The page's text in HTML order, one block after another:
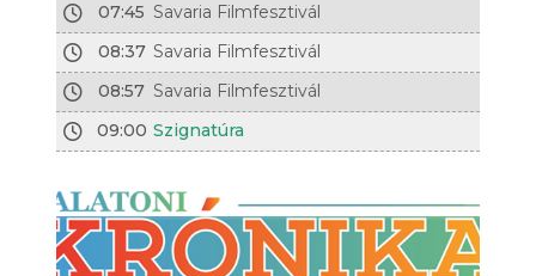
07:45 Savaria Filmfesztivál
08:37 Savaria Filmfesztivál
08:57 Savaria Filmfesztivál
09:00 Szignatúra